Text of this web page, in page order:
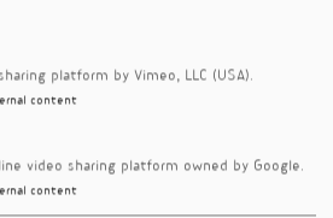
platform by Vimeo, LLC (USA).
content
video sharing platform owned by Google.
content